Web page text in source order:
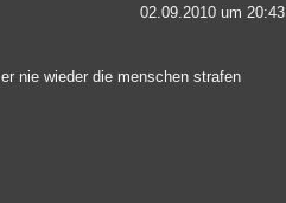
02.09.2010 um 20:43
nie wieder die menschen strafen